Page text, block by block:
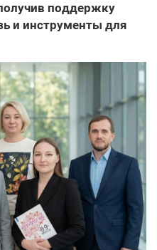
поддержку
и инструменты для